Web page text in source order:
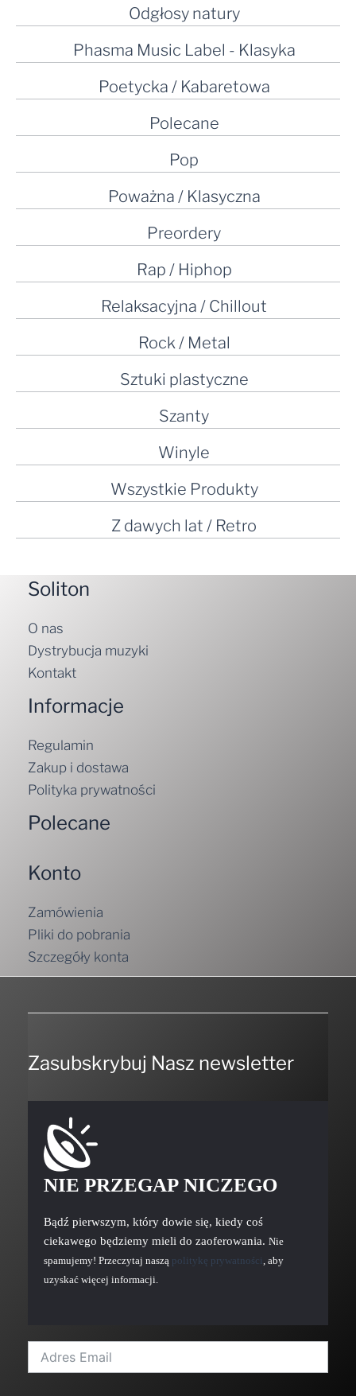
Odgłosy natury
Phasma Music Label - Klasyka
Poetycka / Kabaretowa
Polecane
Pop
Poważna / Klasyczna
Preordery
Rap / Hiphop
Relaksacyjna / Chillout
Rock / Metal
Sztuki plastyczne
Szanty
Winyle
Wszystkie Produkty
Z dawych lat / Retro
Soliton
O nas
Dystrybucja muzyki
Kontakt
Informacje
Regulamin
Zakup i dostawa
Polityka prywatności
Polecane
Konto
Zamówienia
Pliki do pobrania
Szczegóły konta
Zasubskrybuj Nasz newsletter
NIE PRZEGAP NICZEGO
Bądź pierwszym, który dowie się, kiedy coś
ciekawego będziemy mieli do zaoferowania. Nie
spamujemy! Przeczytaj naszą politykę prywatności , aby
uzyskać więcej informacji.